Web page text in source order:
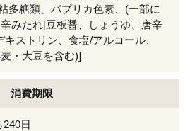
多糖類、パプリカ色素、(一部に
みたれ[豆板醤、しょうゆ、唐辛
ストリン、食塩/アルコール、
・大豆を含む)]
消費期限
日